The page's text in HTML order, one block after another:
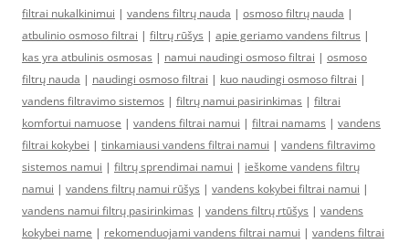
filtrai nukalkinimui | vandens filtrų nauda | osmoso filtrų nauda |
atbulinio osmoso filtrai | filtrų rūšys | apie geriamo vandens filtrus |
kas yra atbulinis osmosas | namui naudingi osmoso filtrai | osmoso
filtrų nauda | naudingi osmoso filtrai | kuo naudingi osmoso filtrai |
vandens filtravimo sistemos | filtrų namui pasirinkimas | filtrai
komfortui namuose | vandens filtrai namui | filtrai namams | vandens
filtrai kokybei | tinkamiausi vandens filtrai namui | vandens filtravimo
sistemos namui | filtrų sprendimai namui | ieškome vandens filtrų
namui | vandens filtrų namui rūšys | vandens kokybei filtrai namui |
vandens namui filtrų pasirinkimas | vandens filtrų rtūšys | vandens
kokybei name | rekomenduojami vandens filtrai namui | vandens filtrai